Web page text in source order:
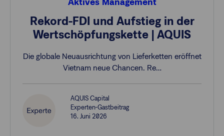
Rekord-FDI und Aufstieg in der
Wertschöpfungskette | AQUIS
Die globale Neuausrichtung von Lieferketten eröffnet
Vietnam neue Chancen. Re…
AQUIS Capital
Experten-Gastbeitrag
16. Juni 2026